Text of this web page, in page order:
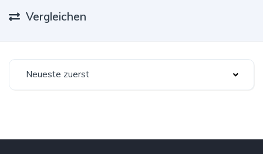
Vergleichen
Neueste zuerst